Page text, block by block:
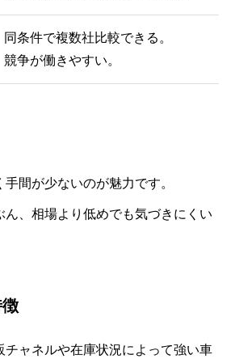
同条件で複数社比較できる。
競争が働きやすい。
間が少ないのが魅力です。
ん、相場より低めでも気づきにくい
チャネルや在庫状況によって強い車